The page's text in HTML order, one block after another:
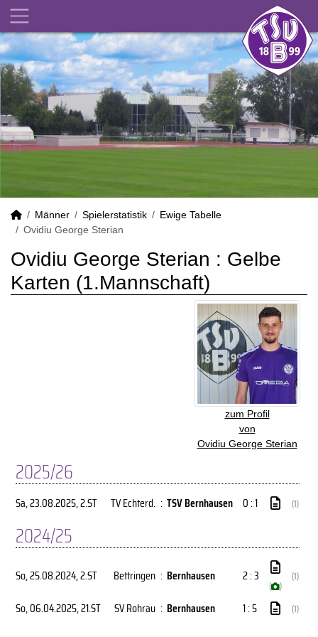
Männer Spielerstatistik
Ewige Tabelle
Ovidiu George Sterian
Ovidiu George Sterian : Gelbe
Karten (1.Mannschaft)
zum Profil
von
Ovidiu George Sterian
2025/26
Sa, 23.08.2025, 2.ST TV Echterd. : TSV Bernhausen 0 : 1 (1)
2024/25
So, 25.08.2024, 2.ST Bettringen : Bernhausen 2 : 3
( )
(1)
So, 06.04.2025, 21.ST SV Rohrau : Bernhausen 1 : 5 (1)